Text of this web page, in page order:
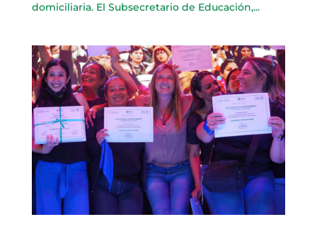
domiciliaria. El Subsecretario de Educación,...